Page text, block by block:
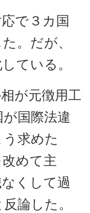
で３カ国
。だが、
ている。
が元徴用工
国際法違
求めた
めて主
くして過
論した。